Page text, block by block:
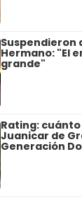
Suspendieron
Hermano: "El
grande"
Rating:
Juanicar de
Generación